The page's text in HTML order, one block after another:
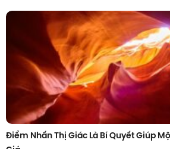
Điểm Nhấn Thị Giác Là Bí Quyết Giúp